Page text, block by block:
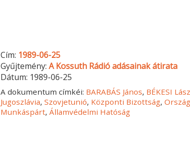
Cím: 1989-06-25
Gyűjtemény:A Kossuth Rádió adásainak átirata
Dátum: 1989-06-25
A dokumentum címkéi: BARABÁS János, BÉKESI
Jugoszlávia,Szovjetunió, Központi Bizottság,
Munkáspárt,Államvédelmi Hatóság